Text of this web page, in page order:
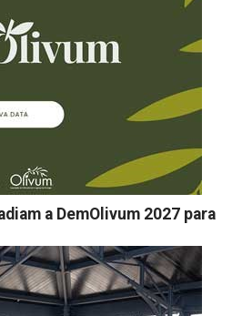
a DemOlivum 2027 para